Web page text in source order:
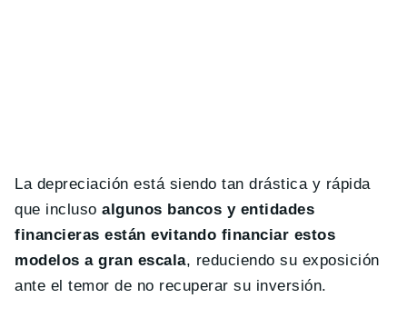
La depreciación está siendo tan drástica y rápida
que inclusoalgunos bancos y entidades
financieras están evitando financiar estos
modelos a gran escala, reduciendo su exposición
ante el temor de no recuperar su inversión.